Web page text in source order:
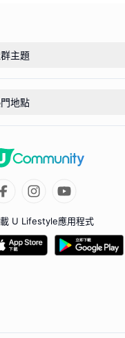
主題
地點
U Lifestyle應用程式